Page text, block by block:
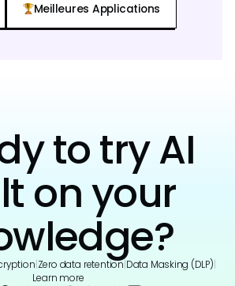
Meilleures Applications
to try AI
on your
Zero data retention Data Masking (DLP)
Learn more